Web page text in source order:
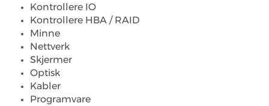
Kontrollere IO
Kontrollere HBA / RAID
Minne
Nettverk
Skjermer
Optisk
Kabler
Programvare